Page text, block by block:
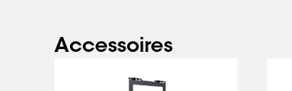
Accessoires